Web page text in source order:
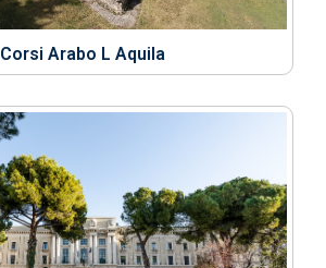
Corsi Arabo L Aquila